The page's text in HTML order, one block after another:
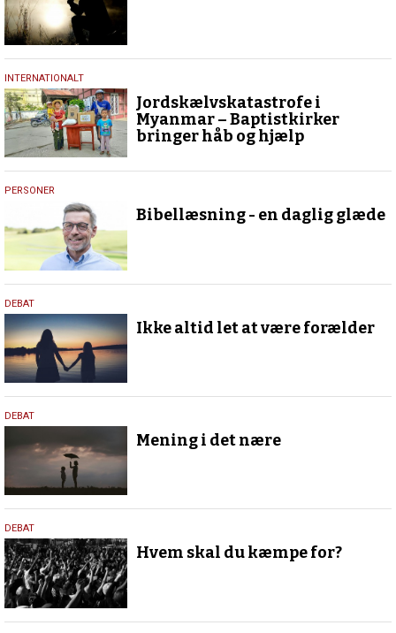
2025
15.
oktober
2025
INTERNATIONALT
Jordskælvskatastrofe i
Myanmar – Baptistkirker
bringer håb og hjælp
21.
2025
PERSONER
Bibellæsning - en daglig glæde
15.
maj
2025
DEBAT
Ikke altid let at være forælder
6.
2025
DEBAT
Mening i det nære
27.
februar
2025
DEBAT
Hvem skal du kæmpe for?